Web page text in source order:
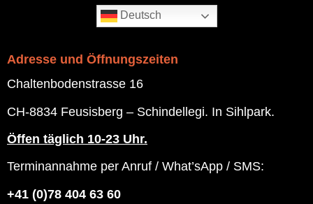
Deutsch
Adresse und Öffnungszeiten
Chaltenbodenstrasse 16
CH-8834 Feusisberg – Schindellegi. In Sihlpark.
Öffen täglich 10-23 Uhr.
Terminannahme per Anruf / What’sApp / SMS:
+41 (0)78 404 63 60